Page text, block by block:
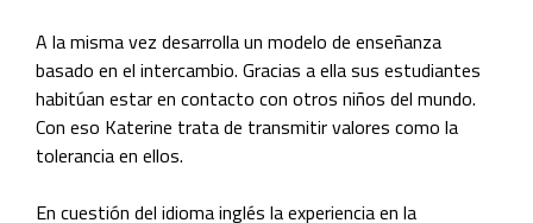
A la misma vez desarrolla un modelo de enseñanza
basado en el intercambio. Gracias a ella sus estudiantes
habitúan estar en contacto con otros niños del mundo.
Con eso Katerine trata de transmitir valores como la
tolerancia en ellos.
En cuestión del idioma inglés la experiencia en la